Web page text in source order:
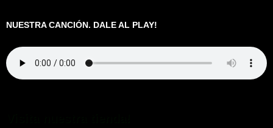
NUESTRA CANCIÓN. DALE AL PLAY!